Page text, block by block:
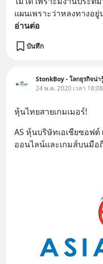
แผนเพราะว่าหลงทางอ
อ่านต่อ
บันทึก
StonkBoy - โลกธุรกิจน่า
24 พ.ค. 2020 เวลา
หุ้นไทยสายเกมเมอร์!
AS หุ้นบริษัทเอเชียซอฟ
ออนไลน์และเกมส์บนมื